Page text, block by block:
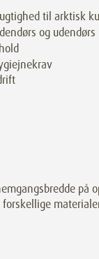
til arktisk
og udendørs
på